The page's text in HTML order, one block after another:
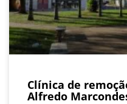
Clínica de
Alfredo